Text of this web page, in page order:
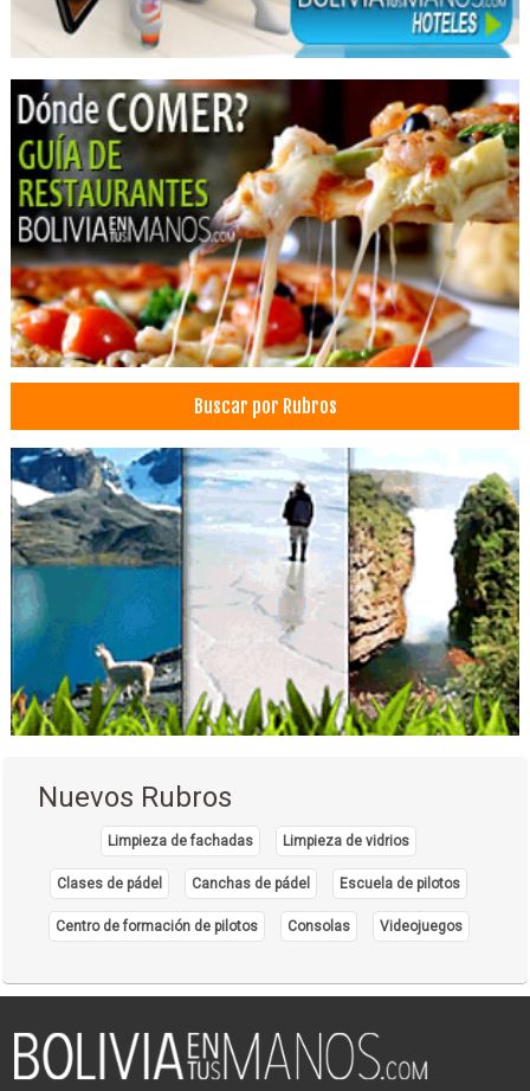
Aceite de Almendra
Aceite de Sésamo
Aceite de Ricino
Aceite de Chia
Cereales de Quinua
Cereales
Frutas
Frutas Secas
Jugos de Frutas
Mates e Infusiones
Productos de amarantos
Productos Deshidratados
Miel
Clínicas Odontológicas
Centros Médicos
Consultorios Médicos
Salud: Centros Médicos
Cirujanos oftalmólogos
Médicos Oftalmólogos
Oftalmología
Administración, Asesores en
Centros de rehabilitación física y funcional
Buscar por Rubros
Nuevos Rubros
Limpieza de fachadas Limpieza de vidrios
Clases de pádel Canchas de pádel Escuela de pilotos
Centro de formación de pilotos Consolas Videojuegos